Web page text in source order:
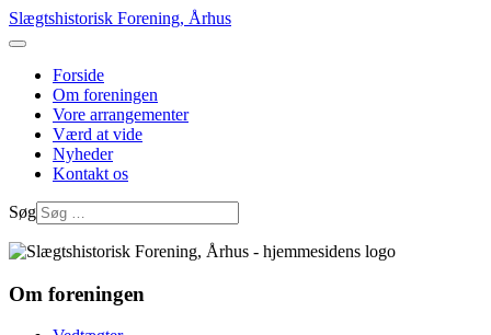
Slægtshistorisk Forening, Århus
Forside
Om foreningen
Vore arrangementer
Værd at vide
Nyheder
Kontakt os
Søg
Om foreningen